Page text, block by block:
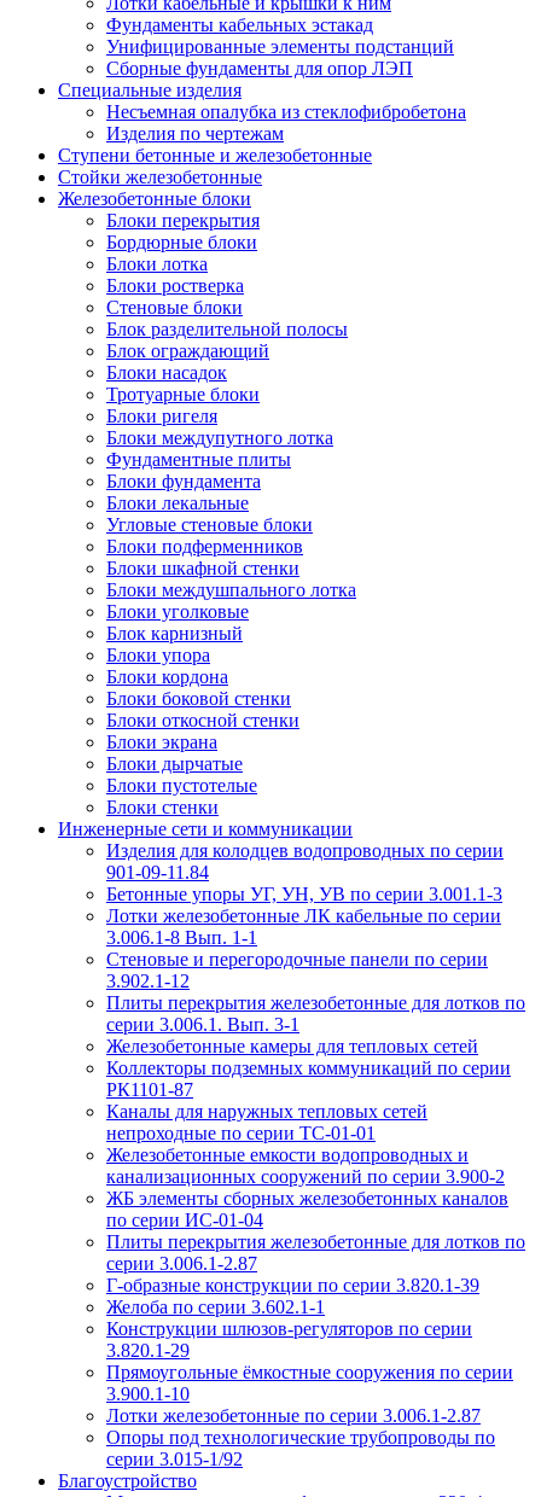
Фундаменты кабельных эстакад
Унифицированные элементы подстанций
Сборные фундаменты для опор ЛЭП
Специальные изделия
Несъемная опалубка из стеклофибробетона
Изделия по чертежам
Ступени бетонные и железобетонные
Стойки железобетонные
Железобетонные блоки
Блоки перекрытия
Бордюрные блоки
Блоки лотка
Блоки ростверка
Стеновые блоки
Блок разделительной полосы
Блок ограждающий
Блоки насадок
Тротуарные блоки
Блоки ригеля
Блоки междупутного лотка
Фундаментные плиты
Блоки фундамента
Блоки лекальные
Угловые стеновые блоки
Блоки подферменников
Блоки шкафной стенки
Блоки междушпального лотка
Блоки уголковые
Блок карнизный
Блоки упора
Блоки кордона
Блоки боковой стенки
Блоки откосной стенки
Блоки экрана
Блоки дырчатые
Блоки пустотелые
Блоки стенки
Инженерные сети и коммуникации
Изделия для колодцев водопроводных по серии
901-09-11.84
Бетонные упоры УГ, УН, УВ по серии 3.001.1-3
Лотки железобетонные ЛК кабельные по серии
3.006.1-8 Вып. 1-1
Стеновые и перегородочные панели по серии
3.902.1-12
Плиты перекрытия железобетонные для лотков по
серии 3.006.1. Вып. 3-1
Железобетонные камеры для тепловых сетей
Коллекторы подземных коммуникаций по серии
РК1101-87
Каналы для наружных тепловых сетей
непроходные по серии ТС-01-01
Железобетонные емкости водопроводных и
канализационных сооружений по серии 3.900-2
ЖБ элементы сборных железобетонных каналов
по серии ИС-01-04
Плиты перекрытия железобетонные для лотков по
серии 3.006.1-2.87
Г-образные конструкции по серии 3.820.1-39
Желоба по серии 3.602.1-1
Конструкции шлюзов-регуляторов по серии
3.820.1-29
Прямоугольные ёмкостные сооружения по серии
3.900.1-10
Лотки железобетонные по серии 3.006.1-2.87
Опоры под технологические трубопроводы по
серии 3.015-1/92
Благоустройство